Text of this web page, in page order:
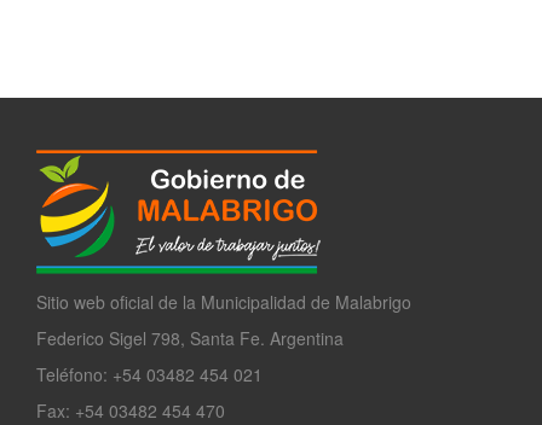
Sitio web oficial de la Municipalidad de Malabrigo
Federico Sigel 798, Santa Fe. Argentina
Teléfono: +54 03482 454 021
Fax: +54 03482 454 470